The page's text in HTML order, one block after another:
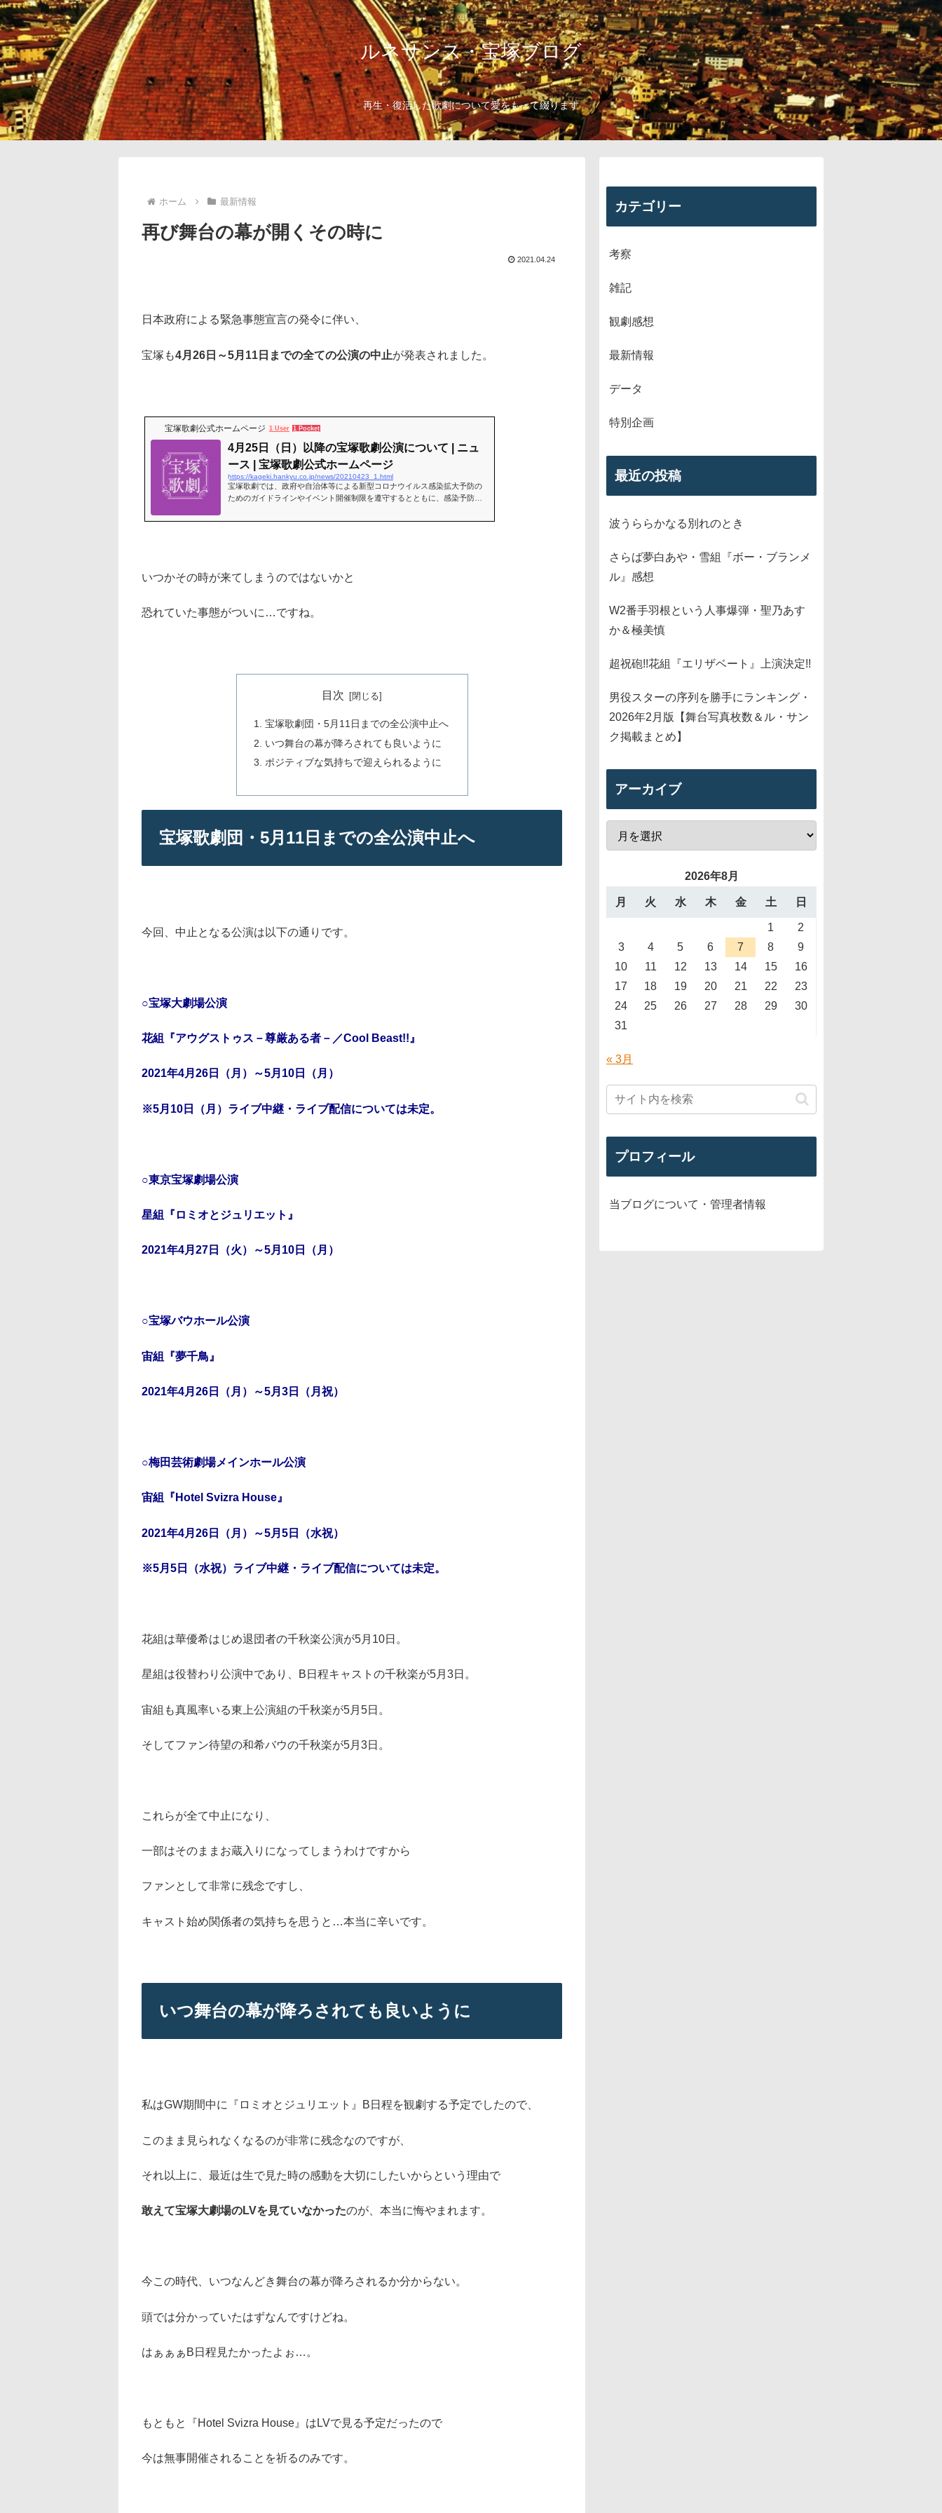
ルネサンス・宝塚ブログ
再生・復活した歌劇について愛をもって綴ります
ホーム 最新情報
再び舞台の幕が開くその時に
2021.04.24
日本政府による緊急事態宣言の発令に伴い、
宝塚も4月26日～5月11日までの全ての公演の中止が発表されました。
宝塚歌劇公式ホームページ 1 User 1 Pocket
4月25日（日）以降の宝塚歌劇公演について | ニュ
ース | 宝塚歌劇公式ホームページ
https://kageki.hankyu.co.jp/news/20210423_1.html
宝塚歌劇では、政府や自治体等による新型コロナウイルス感染拡大予防の
ためのガイドラインやイベント開催制限を遵守するとともに、感染予防対
いつかその時が来てしまうのではないかと
恐れていた事態がついに…ですね。
目次
宝塚歌劇団・5月11日までの全公演中止へ
いつ舞台の幕が降ろされても良いように
ポジティブな気持ちで迎えられるように
宝塚歌劇団・5月11日までの全公演中止へ
今回、中止となる公演は以下の通りです。
○宝塚大劇場公演
花組『アウグストゥス－尊厳ある者－／Cool Beast!!』
2021年4月26日（月）～5月10日（月）
※5月10日（月）ライブ中継・ライブ配信については未定。
○東京宝塚劇場公演
星組『ロミオとジュリエット』
2021年4月27日（火）～5月10日（月）
○宝塚バウホール公演
宙組『夢千鳥』
2021年4月26日（月）～5月3日（月祝）
○梅田芸術劇場メインホール公演
宙組『Hotel Svizra House』
2021年4月26日（月）～5月5日（水祝）
※5月5日（水祝）ライブ中継・ライブ配信については未定。
花組は華優希はじめ退団者の千秋楽公演が5月10日。
星組は役替わり公演中であり、B日程キャストの千秋楽が5月3日。
宙組も真風率いる東上公演組の千秋楽が5月5日。
そしてファン待望の和希バウの千秋楽が5月3日。
これらが全て中止になり、
一部はそのままお蔵入りになってしまうわけですから
ファンとして非常に残念ですし、
キャスト始め関係者の気持ちを思うと…本当に辛いです。
いつ舞台の幕が降ろされても良いように
私はGW期間中に『ロミオとジュリエット』B日程を観劇する予定でしたので、
このまま見られなくなるのが非常に残念なのですが、
それ以上に、最近は生で見た時の感動を大切にしたいからという理由で
敢えて宝塚大劇場のLVを見ていなかったのが、本当に悔やまれます。
今この時代、いつなんどき舞台の幕が降ろされるか分からない。
頭では分かっていたはずなんですけどね。
はぁぁぁB日程見たかったよぉ…。
もともと『Hotel Svizra House』はLVで見る予定だったので
今は無事開催されることを祈るのみです。
カテゴリー
考察
雑記
観劇感想
最新情報
データ
特別企画
最近の投稿
波うららかなる別れのとき
さらば夢白あや・雪組『ボー・ブランメ
ル』感想
W2番手羽根という人事爆弾・聖乃あす
か＆極美慎
超祝砲!!花組『エリザベート』上演決定!!
男役スターの序列を勝手にランキング・
2026年2月版【舞台写真枚数＆ル・サン
ク掲載まとめ】
アーカイブ
2026年8月
月 火 水 木 金 土 日
1
2
3
4 5 6 7 8
9
10
11 12 13 14 15
16
17
18 19 20 21 22
23
24
25 26 27 28 29
30
31
« 3月
プロフィール
当ブログについて・管理者情報